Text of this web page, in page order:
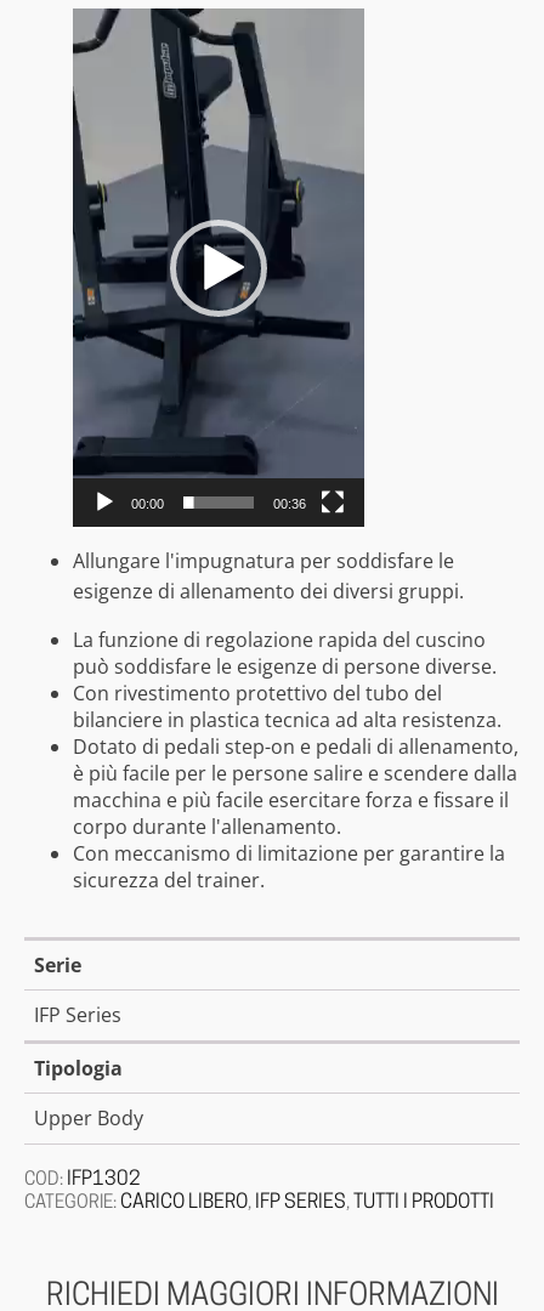
Video
Player
00:00 00:36
Allungare l'impugnatura per soddisfare le
esigenze di allenamento dei diversi gruppi.
La funzione di regolazione rapida del cuscino
può soddisfare le esigenze di persone diverse.
Con rivestimento protettivo del tubo del
bilanciere in plastica tecnica ad alta resistenza.
Dotato di pedali step-on e pedali di allenamento,
è più facile per le persone salire e scendere dalla
macchina e più facile esercitare forza e fissare il
corpo durante l'allenamento.
Con meccanismo di limitazione per garantire la
sicurezza del trainer.
Serie
IFP Series
Tipologia
Upper Body
COD: IFP1302
CATEGORIE: CARICO LIBERO, IFP SERIES, TUTTI I PRODOTTI
RICHIEDI MAGGIORI INFORMAZIONI